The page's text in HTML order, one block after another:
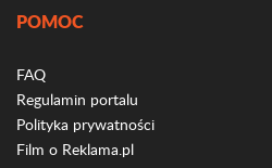
POMOC
FAQ
Regulamin portalu
Polityka prywatności
Film o Reklama.pl